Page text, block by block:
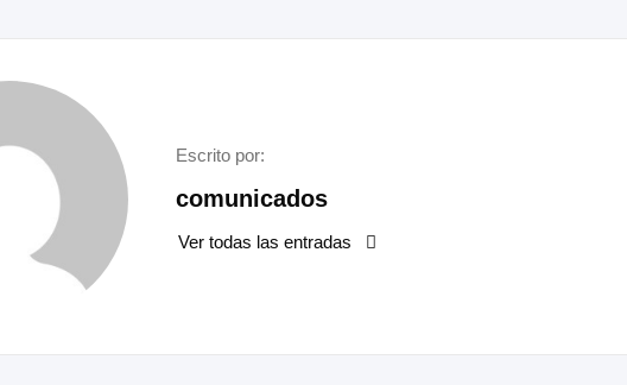
Escrito por:
comunicados
Ver todas las entradas